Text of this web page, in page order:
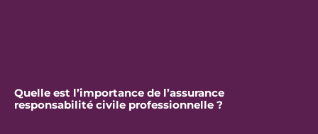
Quelle est l’importance de l’assurance
responsabilité civile professionnelle ?